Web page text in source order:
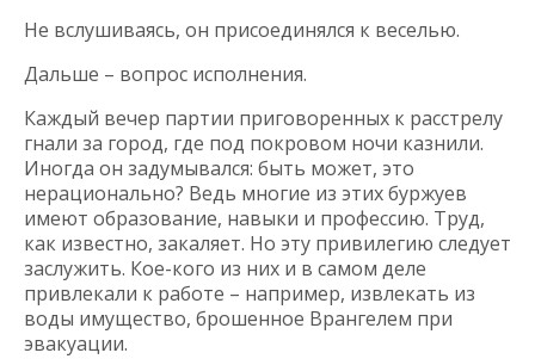
Не вслушиваясь, он присоединялся к веселью.
Дальше – вопрос исполнения.
Каждый вечер партии приговоренных к расстрелу
гнали за город, где под покровом ночи казнили.
Иногда он задумывался: быть может, это
нерационально? Ведь многие из этих буржуев
имеют образование, навыки и профессию. Труд,
как известно, закаляет. Но эту привилегию следует
заслужить. Кое-кого из них и в самом деле
привлекали к работе – например, извлекать из
воды имущество, брошенное Врангелем при
эвакуации.